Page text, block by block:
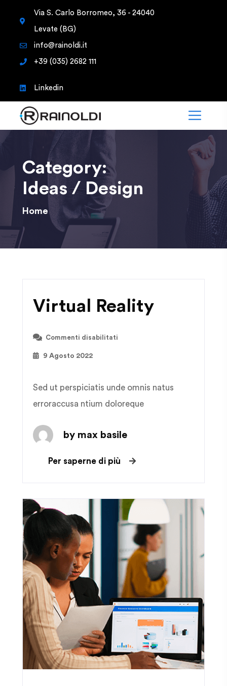
Via S. Carlo Borromeo, 36 - 24040
Levate (BG)
info@rainoldi.it
+39 (035) 2682 111
Linkedin
Category:
Ideas / Design
Home
Virtual Reality
Commenti disabilitati
9 Agosto 2022
Sed ut perspiciatis unde omnis natus
erroraccusa ntium doloreque
by max basile
Per saperne di più